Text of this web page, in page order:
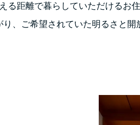
る距離で暮らしていただけるお
、ご希望されていた明るさと開